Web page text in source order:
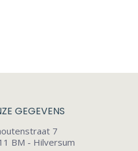
GEGEVENS
7
BM - Hilversum